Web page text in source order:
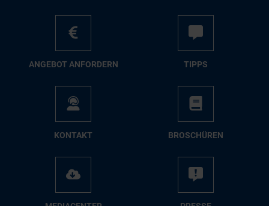
AN­GE­BOT AN­FOR­DERN TIPPS
KON­TAKT BRO­SCHÜ­REN